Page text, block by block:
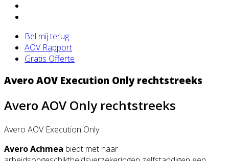
Bel mij terug
AOV Rapport
Gratis Offerte
Avero AOV Execution Only rechtstreeks
Avero AOV Only rechtstreeks
Avero AOV Execution Only
Avero Achmea biedt met haar